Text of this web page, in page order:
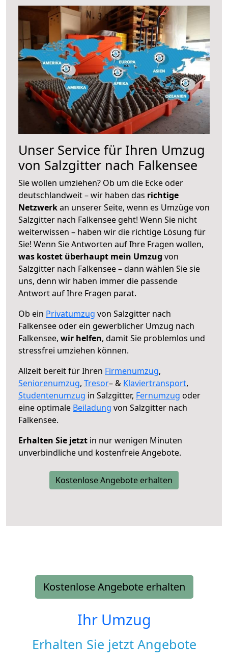
Unser Service für Ihren Umzug
von Salzgitter nach Falkensee
Sie wollen umziehen? Ob um die Ecke oder
deutschlandweit – wir haben das richtige
Netzwerkan unserer Seite, wenn es Umzüge von
Salzgitter nach Falkensee geht! Wenn Sie nicht
weiterwissen – haben wir die richtige Lösung für
Sie! Wenn Sie Antworten auf Ihre Fragen wollen,
was kostet überhaupt mein Umzug von
Salzgitter nach Falkensee – dann wählen Sie sie
uns, denn wir haben immer die passende
Antwort auf Ihre Fragen parat.
Ob ein Privatumzug von Salzgitter nach
Falkensee oder ein gewerblicher Umzug nach
Falkensee, wir helfen, damit Sie problemlos und
stressfrei umziehen können.
Allzeit bereit für Ihren Firmenumzug,
Seniorenumzug, Tresor– & Klaviertransport,
Studentenumzug in Salzgitter, Fernumzug oder
eine optimale Beiladung von Salzgitter nach
Falkensee.
Erhalten Sie jetzt in nur wenigen Minuten
unverbindliche und kostenfreie Angebote.
Kostenlose Angebote erhalten
Kostenlose Angebote erhalten
Ihr Umzug
Erhalten Sie jetzt Angebote